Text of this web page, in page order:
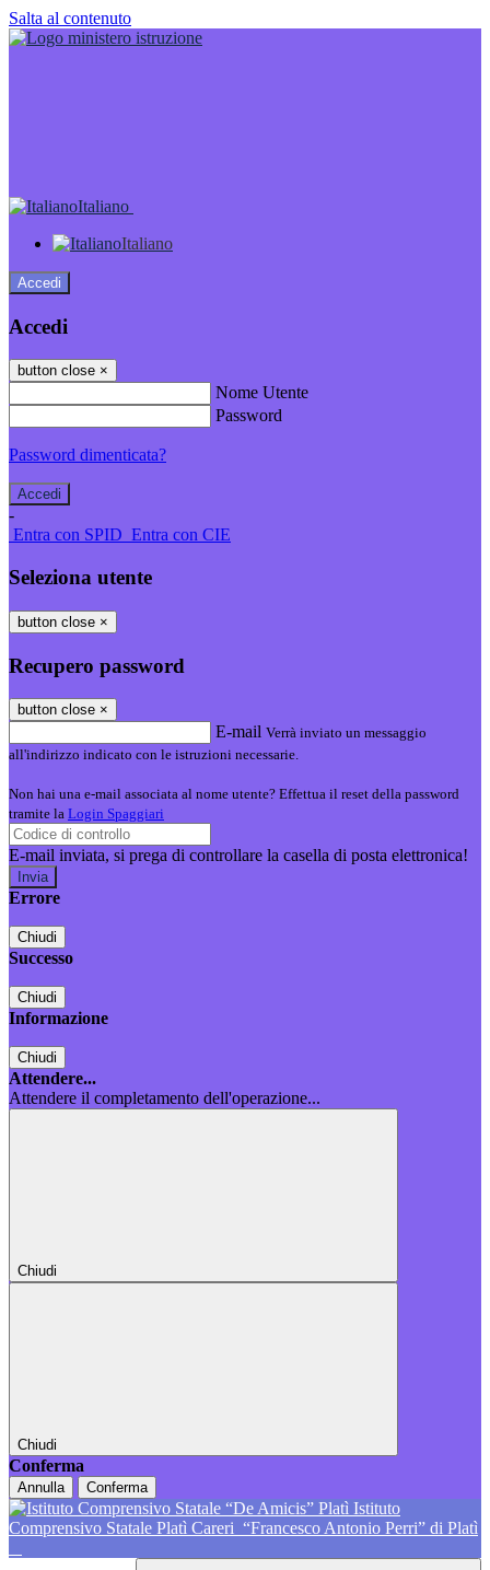
Salta al contenuto
Italiano
Italiano
Accedi
Accedi
button close ×
Nome Utente
Password
Password dimenticata?
-
Entra con SPID Entra con CIE
Seleziona utente
button close ×
Recupero password
button close ×
E-mail Verrà inviato un messaggio
all'indirizzo indicato con le istruzioni necessarie.
Non hai una e-mail associata al nome utente? Effettua il reset della password
tramite la Login Spaggiari
E-mail inviata, si prega di controllare la casella di posta elettronica!
Errore
Chiudi
Successo
Chiudi
Informazione
Chiudi
Attendere...
Attendere il completamento dell'operazione...
Chiudi
Chiudi
Conferma
Annulla Conferma
Istituto
Comprensivo Statale Platì Careri “Francesco Antonio Perri” di Platì